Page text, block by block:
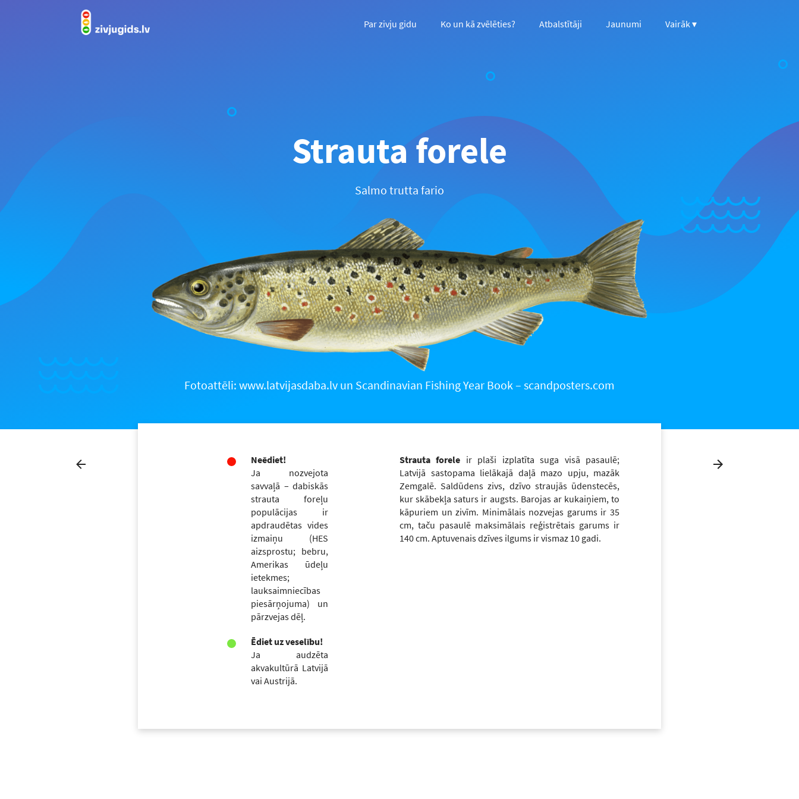
Par zivju gidu Ko un kā zvēlēties? Atbalstītāji Jaunumi
Strauta forele
Salmo trutta fario
Fotoattēli: www.latvijasdaba.lv un Scandinavian Fishing Year Book – scandposters.com
Neēdiet!
Ja nozvejota
savvaļā – dabiskās
strauta foreļu
populācijas ir
apdraudētas vides
izmaiņu (HES
aizsprostu; bebru,
Amerikas ūdeļu
ietekmes;
lauksaimniecības
piesārņojuma) un
pārzvejas dēļ.
Ēdiet uz veselību!
Ja audzēta
akvakultūrā Latvijā
vai Austrijā.
Strauta forele ir plaši izplatīta suga visā pasaulē;
Latvijā sastopama lielākajā daļā mazo upju, mazāk
Zemgalē. Saldūdens zivs, dzīvo straujās ūdenstecēs,
kur skābekļa saturs ir augsts. Barojas ar kukaiņiem, to
kāpuriem un zivīm. Minimālais nozvejas garums ir 35
cm, taču pasaulē maksimālais reģistrētais garums ir
140 cm. Aptuvenais dzīves ilgums ir vismaz 10 gadi.